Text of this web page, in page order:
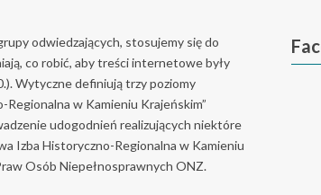
odwiedzających, stosujemy się do
co robić, aby treści internetowe były
Wytyczne definiują trzy poziomy
w Kamieniu Krajeńskim”
udogodnień realizujących niektóre
Izba Historyczno-Regionalna w Kamieniu
Osób Niepełnosprawnych ONZ.